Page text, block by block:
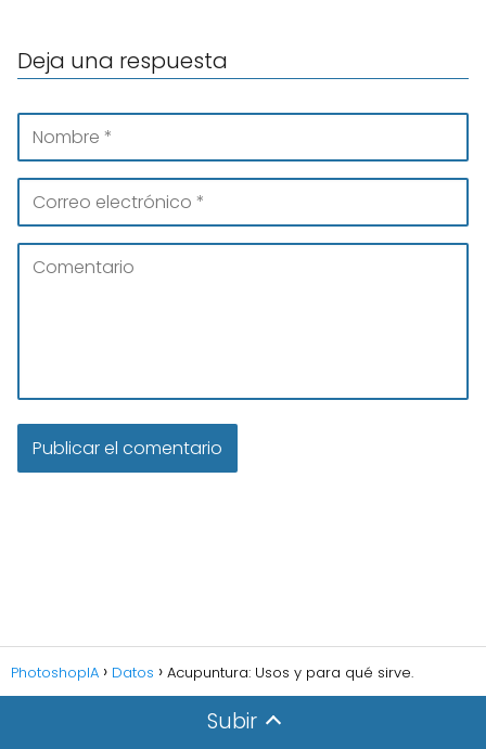
Deja una respuesta
PhotoshopIA Datos Acupuntura: Usos y para qué sirve.
Subir